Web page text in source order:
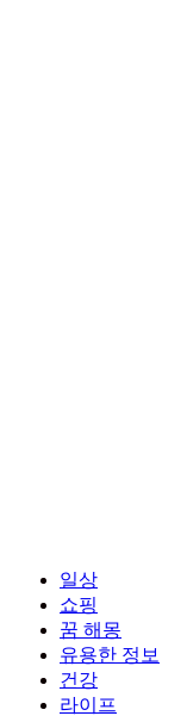
일상
쇼핑
꿈 해몽
유용한 정보
건강
라이프